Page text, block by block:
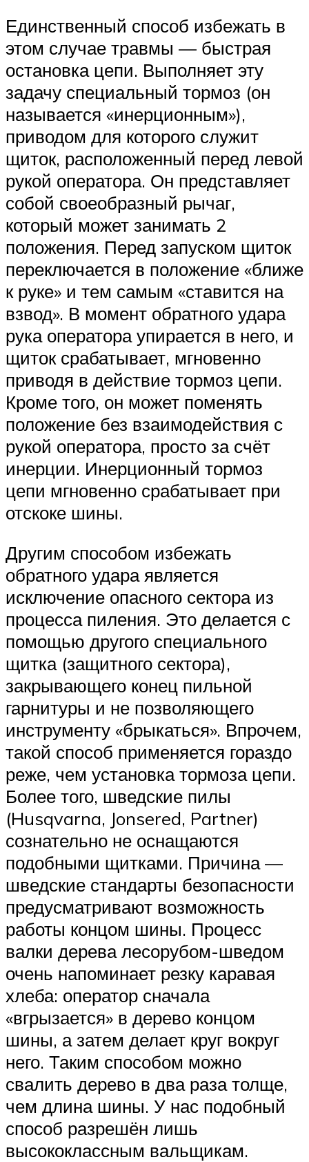
Единственный способ избежать в
этом случае травмы — быстрая
остановка цепи. Выполняет эту
задачу специальный тормоз (он
называется «инерционным»),
приводом для которого служит
щиток, расположенный перед левой
рукой оператора. Он представляет
собой своеобразный рычаг,
который может занимать 2
положения. Перед запуском щиток
переключается в положение «ближе
к руке» и тем самым «ставится на
взвод». В момент обратного удара
рука оператора упирается в него, и
щиток срабатывает, мгновенно
приводя в действие тормоз цепи.
Кроме того, он может поменять
положение без взаимодействия с
рукой оператора, просто за счёт
инерции. Инерционный тормоз
цепи мгновенно срабатывает при
отскоке шины.
Другим способом избежать
обратного удара является
исключение опасного сектора из
процесса пиления. Это делается с
помощью другого специального
щитка (защитного сектора),
закрывающего конец пильной
гарнитуры и не позволяющего
инструменту «брыкаться». Впрочем,
такой способ применяется гораздо
реже, чем установка тормоза цепи.
Более того, шведские пилы
(Husqvarna, Jonsered, Partner)
сознательно не оснащаются
подобными щитками. Причина —
шведские стандарты безопасности
предусматривают возможность
работы концом шины. Процесс
валки дерева лесорубом-шведом
очень напоминает резку каравая
хлеба: оператор сначала
«вгрызается» в дерево концом
шины, а затем делает круг вокруг
него. Таким способом можно
свалить дерево в два раза толще,
чем длина шины. У нас подобный
способ разрешён лишь
высококлассным вальщикам.